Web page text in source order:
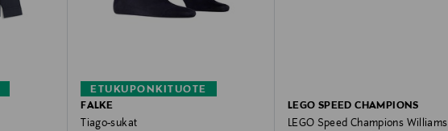
ETUKUPONKITUOTE
FALKE
Tiago-sukat
LEGO SPEED CHAMPIONS
LEGO Speed Champions Williams